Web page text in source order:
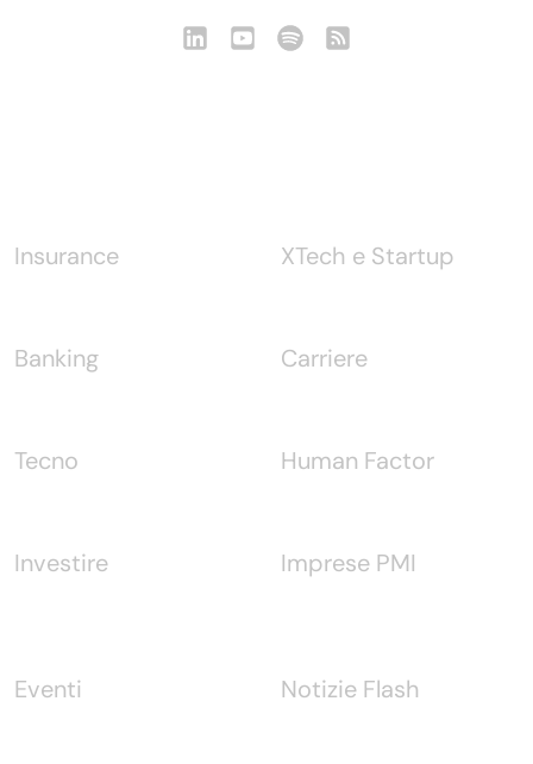
Insurance
Banking
Tecno
Investire
XTech e Startup
Carriere
Human Factor
Imprese PMI
Eventi Notizie Flash